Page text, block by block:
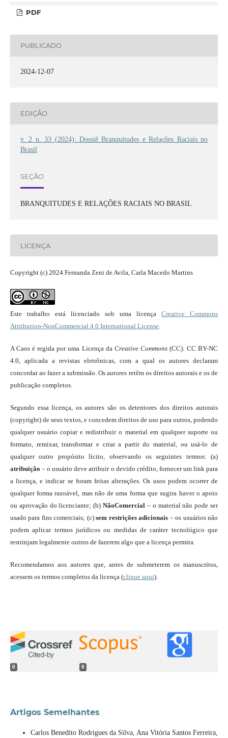
PDF
PUBLICADO
2024-12-07
EDIÇÃO
v. 2 n. 33 (2024): Dossiê Branquitudes e Relações Raciais no
Brasil
SEÇÃO
BRANQUITUDES E RELAÇÕES RACIAIS NO BRASIL
LICENÇA
Copyright (c) 2024 Fernanda Zeni de Avila, Carla Macedo Martins
Este trabalho está licenciado sob uma licençaCreative Commons
Attribution-NonCommercial 4.0 International License.
A Caos é regida por uma Licença da Creative Commons(CC): CC BY-NC
4.0, aplicada a revistas eletrônicas, com a qual os autores declaram
concordar ao fazer a submissão. Os autores retêm os direitos autorais e os de
publicação completos.
Segundo essa licença, os autores são os detentores dos direitos autorais
(copyright) de seus textos, e concedem direitos de uso para outros, podendo
qualquer usuário copiar e redistribuir o material em qualquer suporte ou
formato, remixar, transformar e criar a partir do material, ou usá-lo de
qualquer outro propósito lícito, observando os seguintes termos: (a)
atribuição – o usuário deve atribuir o devido crédito, fornecer um link para
a licença, e indicar se foram feitas alterações. Os usos podem ocorrer de
qualquer forma razoável, mas não de uma forma que sugira haver o apoio
ou aprovação do licenciante; (b)NãoComercial – o material não pode ser
usado para fins comerciais; (c)sem restrições adicionais – os usuários não
podem aplicar termos jurídicos ou medidas de caráter tecnológico que
restrinjam legalmente outros de fazerem algo que a licença permita.
Recomendamos aos autores que, antes de submeterem os manuscritos,
acessem os termos completos da licença (clique aqui).
0 0
Artigos Semelhantes
Carlos Benedito Rodrigues da Silva, Ana Vitória Santos Ferreira,